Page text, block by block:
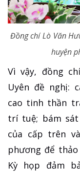
Đồng chí Lò Văn
huyện
Vì vậy, đồng
Uyên đề nghị:
cao tinh thần
trí tuệ; bám sát
của cấp trên
phương để
Kỳ họp đảm